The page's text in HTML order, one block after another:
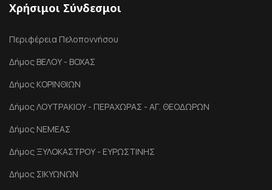
Χρήσιμοι Σύνδεσμοι
Περιφέρεια Πελοποννήσου
Δήμος ΒΕΛΟΥ - ΒΟΧΑΣ
Δήμος ΚΟΡΙΝΘΙΩΝ
Δήμος ΛΟΥΤΡΑΚΙΟΥ - ΠΕΡΑΧΩΡΑΣ - ΑΓ. ΘΕΟΔΩΡΩΝ
Δήμος ΝΕΜΕΑΣ
Δήμος ΞΥΛΟΚΑΣΤΡΟΥ - ΕΥΡΩΣΤΙΝΗΣ
Δήμος ΣΙΚΥΩΝΩΝ